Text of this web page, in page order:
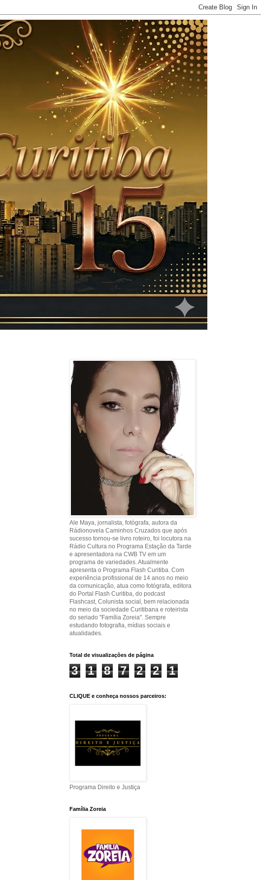
Ale Maya, jornalista, fotógrafa, autora da
Rádionovela Caminhos Cruzados que após
sucesso tornou-se livro roteiro, foi locutora na
Rádio Cultura no Programa Estação da Tarde
e apresentadora na CWB TV em um
programa de variedades. Atualmente
apresenta o Programa Flash Curitiba. Com
experiência profissional de 14 anos no meio
da comunicação, atua como fotógrafa, editora
do Portal Flash Curitiba, do podcast
Flashcast, Colunista social, bem relacionada
no meio da sociedade Curitibana e roteirista
do seriado "Família Zoreia". Sempre
estudando fotografia, mídias sociais e
atualidades.
Total de visualizações de página
3 1 8 7 2 2 1
CLIQUE e conheça nossos parceiros:
Programa Direito e Justiça
Família Zoreia